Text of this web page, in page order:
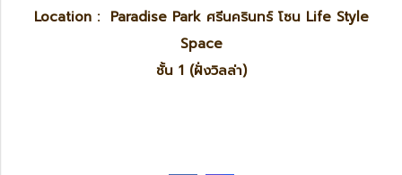
Location : Paradise Park ศรีนครินทร์ โซน Life Style
Space
ชั้น 1 (ฝั่งวิลล่า)